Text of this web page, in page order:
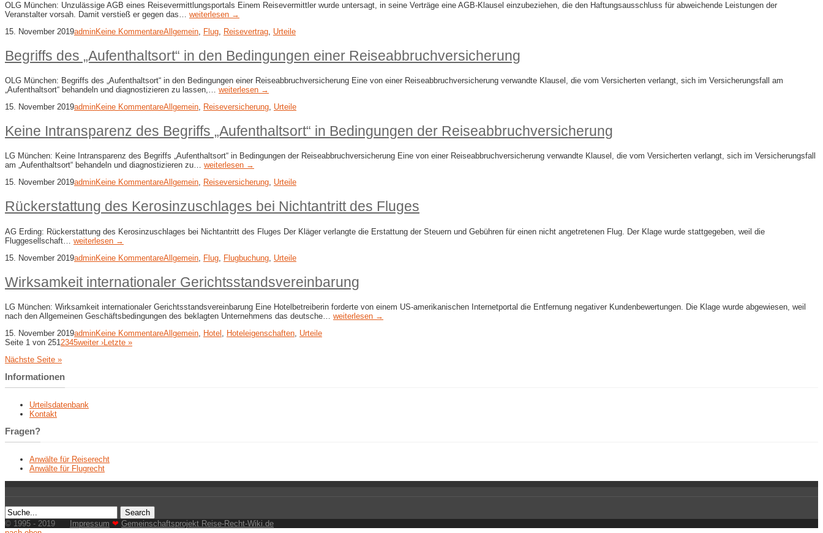
OLG München: Unzulässige AGB eines Reisevermittlungsportals Einem Reisevermittler wurde untersagt, in seine Verträge eine AGB-Klausel einzubeziehen, die den Haftungsausschluss für abweichende Leistungen der
Veranstalter vorsah. Damit verstieß er gegen das… weiterlesen →
15. November 2019adminKeine KommentareAllgemein, Flug, Reisevertrag, Urteile
Begriffs des „Aufenthaltsort“ in den Bedingungen einer Reiseabbruchversicherung
OLG München: Begriffs des „Aufenthaltsort“ in den Bedingungen einer Reiseabbruchversicherung Eine von einer Reiseabbruchversicherung verwandte Klausel, die vom Versicherten verlangt, sich im Versicherungsfall am
„Aufenthaltsort“ behandeln und diagnostizieren zu lassen,… weiterlesen →
15. November 2019adminKeine KommentareAllgemein, Reiseversicherung, Urteile
Keine Intransparenz des Begriffs „Aufenthaltsort“ in Bedingungen der Reiseabbruchversicherung
LG München: Keine Intransparenz des Begriffs „Aufenthaltsort“ in Bedingungen der Reiseabbruchversicherung Eine von einer Reiseabbruchversicherung verwandte Klausel, die vom Versicherten verlangt, sich im Versicherungsfall
am „Aufenthaltsort“ behandeln und diagnostizieren zu… weiterlesen →
15. November 2019adminKeine KommentareAllgemein, Reiseversicherung, Urteile
Rückerstattung des Kerosinzuschlages bei Nichtantritt des Fluges
AG Erding: Rückerstattung des Kerosinzuschlages bei Nichtantritt des Fluges Der Kläger verlangte die Erstattung der Steuern und Gebühren für einen nicht angetretenen Flug. Der Klage wurde stattgegeben, weil die
Fluggesellschaft… weiterlesen →
15. November 2019adminKeine KommentareAllgemein Flug Flugbuchung Urteile
Wirksamkeit internationaler Gerichtsstandsvereinbarung
LG München: Wirksamkeit internationaler Gerichtsstandsvereinbarung Eine Hotelbetreiberin forderte von einem US-amerikanischen Internetportal die Entfernung negativer Kundenbewertungen. Die Klage wurde abgewiesen, weil
nach den Allgemeinen Geschäftsbedingungen des beklagten Unternehmens das deutsche… weiterlesen →
15. November 2019adminKeine KommentareAllgemein Hotel Hoteleigenschaften Urteile
Seite 1 von 251 2345weiter ›Letzte »
Nächste Seite »
Informationen
Urteilsdatenbank
Kontakt
Fragen?
Anwälte für Reiserecht
Anwälte für Flugrecht
© 1995 - 2019 Impressum ❤ Gemeinschaftsprojekt Reise-Recht-Wiki.de